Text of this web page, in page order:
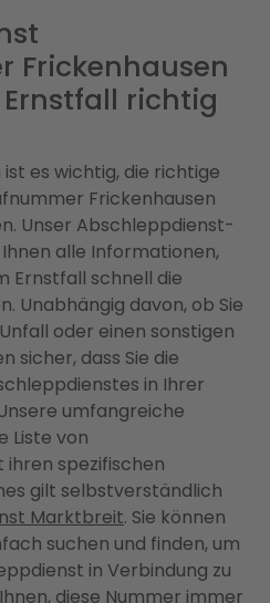
Frickenhausen
richtig
es wichtig, die richtige
Frickenhausen
Unser Abschleppdienst-
alle Informationen,
Ernstfall schnell die
Unabhängig davon, ob Sie
oder einen sonstigen
sicher, dass Sie die
in Ihrer
umfangreiche
Liste von
spezifischen
gilt selbstverständlich
Marktbreit. Sie können
suchen und finden, um
in Verbindung zu
diese Nummer immer